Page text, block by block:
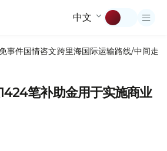
中文
事件国情咨文跨里海国际运输路线/中间走廊
笔补助金用于实施商业